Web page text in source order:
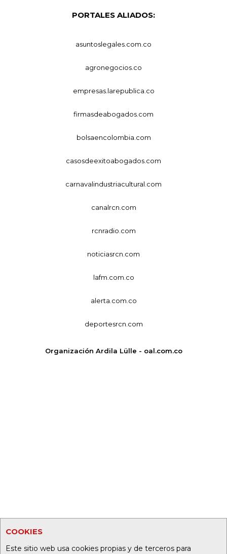
COOKIES
Este sitio web usa cookies propias y de terceros para
PORTALES ALIADOS:
asuntoslegales.com.co
agronegocios.co
empresas.larepublica.co
firmasdeabogados.com
bolsaencolombia.com
casosdeexitoabogados.com
carnavalindustriacultural.com
canalrcn.com
rcnradio.com
noticiasrcn.com
lafm.com.co
alerta.com.co
deportesrcn.com
Organización Ardila Lülle - oal.com.co